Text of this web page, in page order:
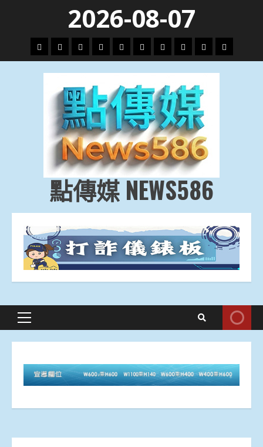
content
2026-08-07
頭
條
財
經
地
方.
會
文
教.
技
專
題
娛
樂
劇
政
治
國
際
運
動
生
活
點傳媒 NEWS586
Primary